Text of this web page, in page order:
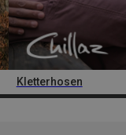
Kletterhosen